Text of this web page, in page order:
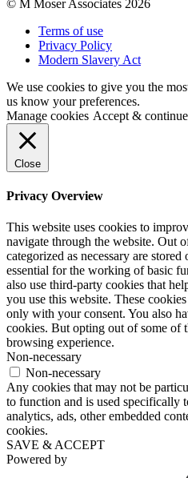
© M Moser Associates 2026
Terms of use
Privacy Policy
Modern Slavery Act
We use cookies to give you the
us know your preferences.
Manage cookies Accept & continue
Close
Privacy Overview
This website uses cookies to
navigate through the website. Out
categorized as necessary are
essential for the working of basic
also use third-party cookies that
you use this website. These
only with your consent. You also
cookies. But opting out of some of
browsing experience.
Non-necessary
Non-necessary
Any cookies that may not be
to function and is used specifically
analytics, ads, other embedded
cookies.
SAVE & ACCEPT
Powered by